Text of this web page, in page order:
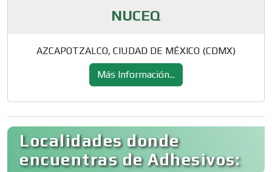
NUCEQ
AZCAPOTZALCO, CIUDAD DE MÉXICO (CDMX)
Más Información...
Localidades donde
encuentras de Adhesivos: